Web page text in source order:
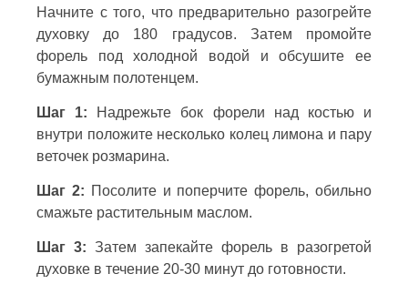
Начните с того, что предварительно разогрейте
духовку до 180 градусов. Затем промойте
форель под холодной водой и обсушите ее
бумажным полотенцем.
Шаг 1: Надрежьте бок форели над костью и
внутри положите несколько колец лимона и пару
веточек розмарина.
Шаг 2: Посолите и поперчите форель, обильно
смажьте растительным маслом.
Шаг 3: Затем запекайте форель в разогретой
духовке в течение 20-30 минут до готовности.